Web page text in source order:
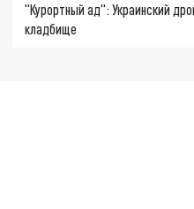
"Курортный ад": Украинский
кладбище